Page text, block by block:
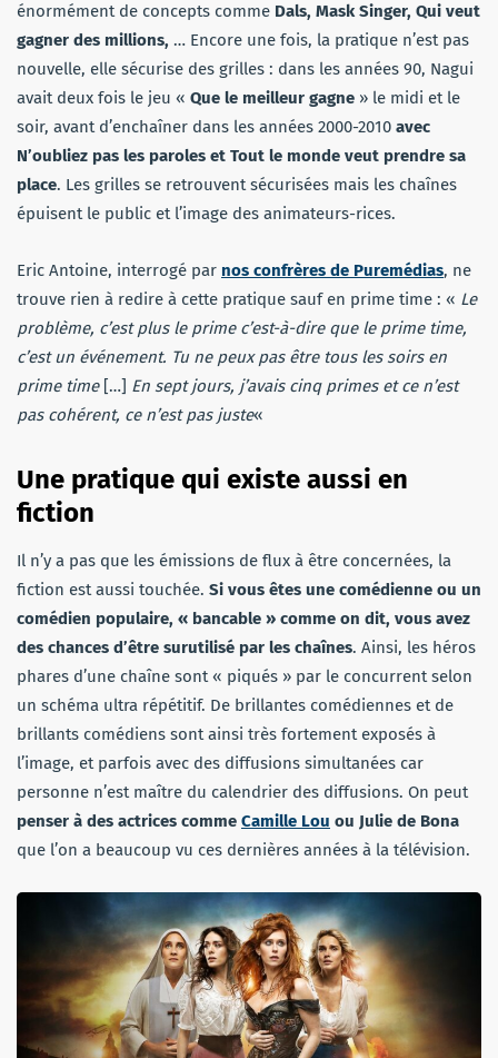
énormément de concepts comme Dals, Mask Singer, Qui veut
gagner des millions, … Encore une fois, la pratique n’est pas
nouvelle, elle sécurise des grilles : dans les années 90, Nagui
avait deux fois le jeu « Que le meilleur gagne » le midi et le
soir, avant d’enchaîner dans les années 2000-2010 avec
N’oubliez pas les paroles et Tout le monde veut prendre sa
place. Les grilles se retrouvent sécurisées mais les chaînes
épuisent le public et l’image des animateurs-rices.
Eric Antoine, interrogé par nos confrères de Puremédias, ne
trouve rien à redire à cette pratique sauf en prime time : « Le
problème, c’est plus le prime c’est-à-dire que le prime time,
c’est un événement. Tu ne peux pas être tous les soirs en
prime time[…] En sept jours, j’avais cinq primes et ce n’est
pas cohérent, ce n’est pas juste«
Une pratique qui existe aussi en
fiction
Il n’y a pas que les émissions de flux à être concernées, la
fiction est aussi touchée. Si vous êtes une comédienne ou un
comédien populaire, « bancable » comme on dit, vous avez
des chances d’être surutilisé par les chaînes. Ainsi, les héros
phares d’une chaîne sont « piqués » par le concurrent selon
un schéma ultra répétitif. De brillantes comédiennes et de
brillants comédiens sont ainsi très fortement exposés à
l’image, et parfois avec des diffusions simultanées car
personne n’est maître du calendrier des diffusions. On peut
penser à des actrices comme Camille Lou ou Julie de Bona
que l’on a beaucoup vu ces dernières années à la télévision.